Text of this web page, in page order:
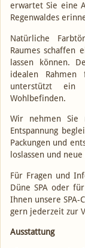
erwartet Sie eine
Regenwaldes
Natürliche
Raumes schaffen
lassen können.
idealen Rahmen
unterstützt ein
Wohlbefinden.
Wir nehmen
Entspannung
Packungen und
loslassen und
Für Fragen und
Düne SPA oder
Ihnen unsere
gern jederzeit zur
Ausstattung